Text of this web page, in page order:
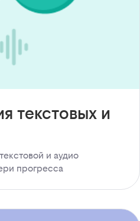
текстовых и
и аудио
прогресса